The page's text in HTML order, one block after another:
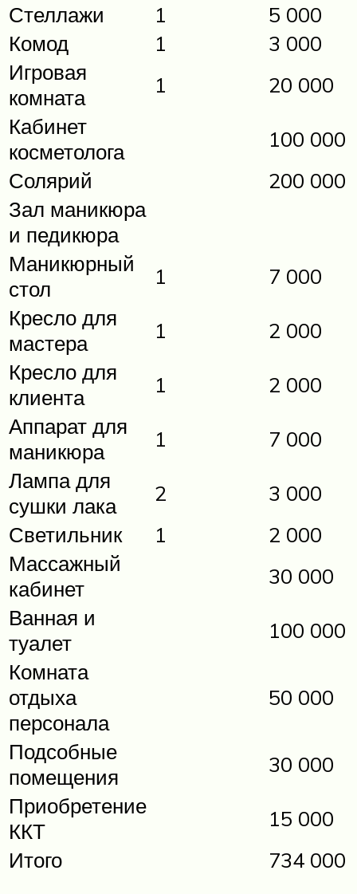
Стеллажи
1
5 000
Комод
1
3 000
Игровая
комната
1
20 000
Кабинет
косметолога
100 000
Солярий
200 000
Зал маникюра
и педикюра
Маникюрный
стол
1
7 000
Кресло для
мастера
1
2 000
Кресло для
клиента
1
2 000
Аппарат для
маникюра
1
7 000
Лампа для
сушки лака
2
3 000
Светильник
1
2 000
Массажный
кабинет
30 000
Ванная и
туалет
100 000
Комната
отдыха
персонала
50 000
Подсобные
помещения
30 000
Приобретение
ККТ
15 000
Итого
734 000